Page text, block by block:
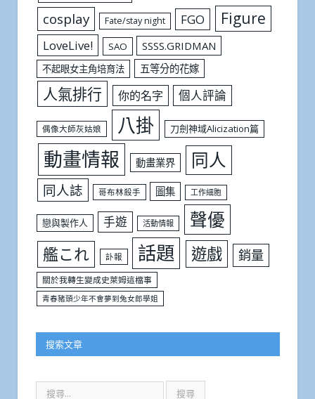
cosplay Fate/stay night FGO Figure
LoveLive! SAO SSSS.GRIDMAN
不起眼女主角培育法 五等分的花嫁
人氣排行 你的名字 個人評論
偶像大師灰姑娘 八掛 刀劍神域Alicization篇
動畫情報 動畫業界 同人
同人誌 哥布林殺手 圖集 工作細胞
戀與製作人 手遊 活動情報 聲優
艦これ 訃報 話題 遊戲 銷量
關於我轉生變成史萊姆這檔事
青春豬頭少年不會夢到兔女郎學姐
搜索文章